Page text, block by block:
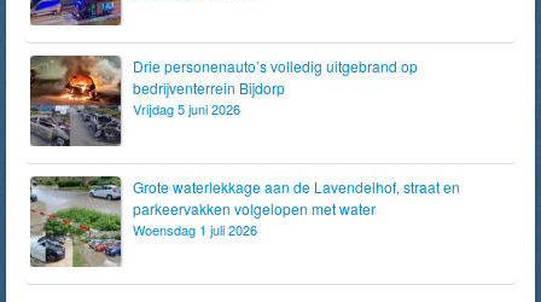
Drie personenauto’s volledig uitgebrand op
bedrijventerrein Bijdorp
Vrijdag 5 juni 2026
Grote waterlekkage aan de Lavendelhof, straat en
parkeervakken volgelopen met water
Woensdag 1 juli 2026